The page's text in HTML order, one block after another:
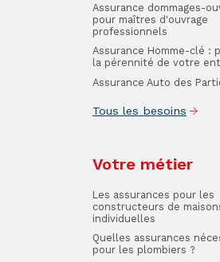
Assurance dommages-
pour maîtres d'ouvrage
professionnels
Assurance Homme-clé :
la pérennité de votre
Assurance Auto des
Tous les besoins
Votre métier
Les assurances pour les
constructeurs de
individuelles
Quelles assurances
pour les plombiers ?